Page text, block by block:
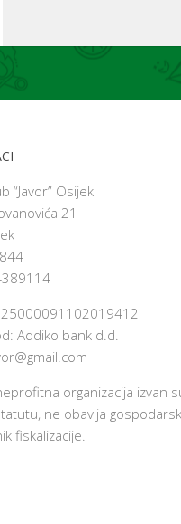
“Javor” Osijek
21
Addiko bank d.d.
organizacija izvan
ne obavlja
fiskalizacije.